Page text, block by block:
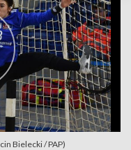
Bielecki / PAP)